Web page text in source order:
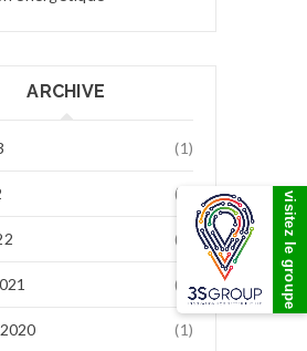
ARCHIVE
(1)
(7)
(1)
(1)
(1)
visitez le groupe